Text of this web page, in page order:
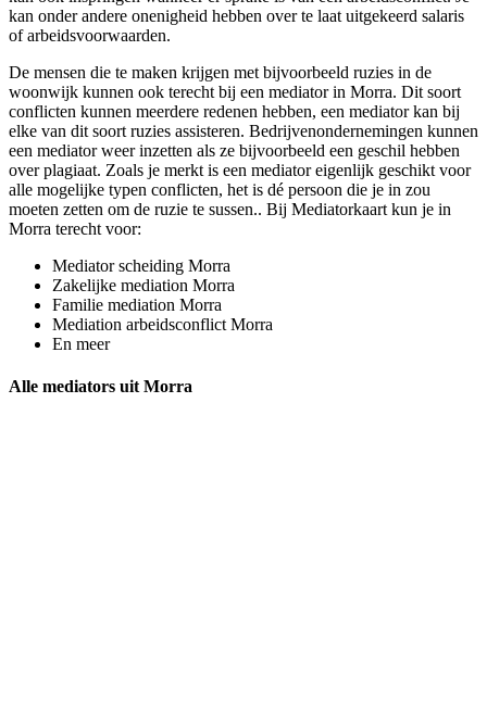
kan onder andere onenigheid hebben over te laat uitgekeerd salaris
of arbeidsvoorwaarden.
De mensen die te maken krijgen met bijvoorbeeld ruzies in de
woonwijk kunnen ook terecht bij een mediator in Morra. Dit soort
conflicten kunnen meerdere redenen hebben, een mediator kan bij
elke van dit soort ruzies assisteren. Bedrijvenondernemingen kunnen
een mediator weer inzetten als ze bijvoorbeeld een geschil hebben
over plagiaat. Zoals je merkt is een mediator eigenlijk geschikt voor
alle mogelijke typen conflicten, het is dé persoon die je in zou
moeten zetten om de ruzie te sussen.. Bij Mediatorkaart kun je in
Morra terecht voor:
Mediator scheiding Morra
Zakelijke mediation Morra
Familie mediation Morra
Mediation arbeidsconflict Morra
En meer
Alle mediators uit Morra